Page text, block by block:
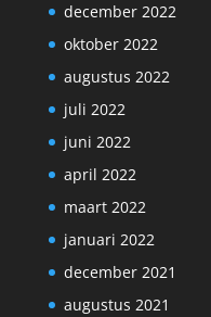
december 2022
oktober 2022
augustus 2022
juli 2022
juni 2022
april 2022
maart 2022
januari 2022
december 2021
augustus 2021